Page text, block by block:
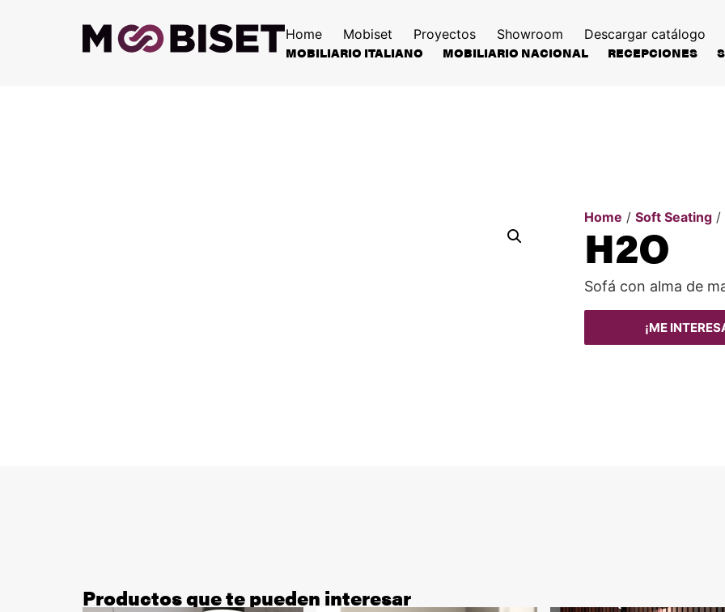
Home Mobiset Proyectos Showroom Descargar catálogo
MOBILIARIO ITALIANO MOBILIARIO NACIONAL RECEPCIONES
Home / Soft Seating /
H2O
Sofá con alma de
¡ME
Productos que te pueden interesar